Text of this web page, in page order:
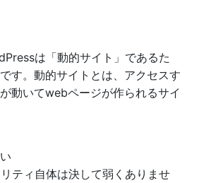
動的サイト」であるた
す。動的サイトとは、アクセスす
動いてwebページが作られるサイ
ティ自体は決して弱くありませ